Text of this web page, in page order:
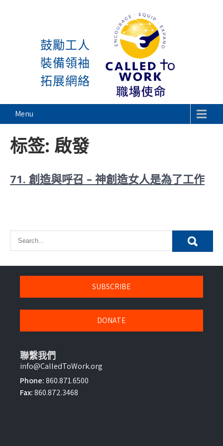
Called To Work
鼓勵工人
裝備領袖
拓展網絡
Menu
标签: 啟發
71. 創造與呼召 – 神創造女人是為了工作
SUBSCRIBE
DONATE
聯繫我們
info@CalledToWork.org
Phone:860.871.6500
Fax:860.872.3468